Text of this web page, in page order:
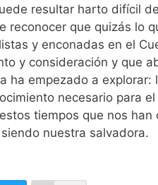
resultar harto difícil
reconocer que quizás lo
y enconadas en el
y consideración y que
ha empezado a
necesario para
tiempos que nos
nuestra salvadora.